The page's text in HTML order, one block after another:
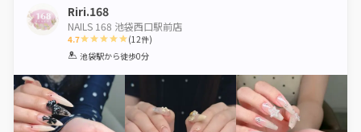
Riri.168
NAILS 168 池袋西口駅前店
4.7
1 2 3 4 5
(12件)
池袋駅から徒歩0分